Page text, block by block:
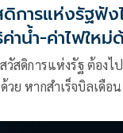
การแห่งรัฐฟัง
าน้ำ-ค่าไฟใหม่
วัสดิการแห่งรัฐ ต้อง
วย หากสำเร็จบิลเดือ